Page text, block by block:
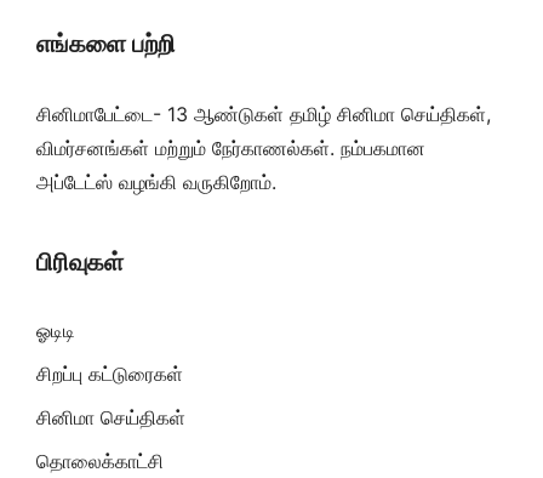
எங்களை பற்றி
சினிமாபேட்டை- 13 ஆண்டுகள் தமிழ் சினிமா செய்திகள்,
விமர்சனங்கள் மற்றும் நேர்காணல்கள். நம்பகமான
அப்டேட்ஸ் வழங்கி வருகிறோம்.
பிரிவுகள்
ஓடிடி
சிறப்பு கட்டுரைகள்
சினிமா செய்திகள்
தொலைக்காட்சி